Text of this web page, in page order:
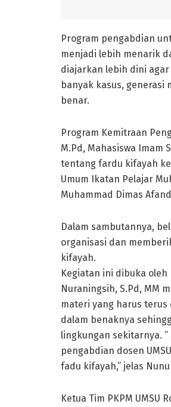
Program pengabdian
menjadi lebih menarik
diajarkan lebih dini
banyak kasus,
benar.
Program Kemitraan
M.Pd, Mahasiswa Imam
tentang fardu kifayah
Umum Ikatan Pelajar
Muhammad Dimas
Dalam sambutannya,
organisasi dan
kifayah.
Kegiatan ini dibuka oleh
Nuraningsih, S.Pd, MM
materi yang harus
dalam benaknya
lingkungan sekitarnya.
pengabdian dosen
fadu kifayah,” jelas
Ketua Tim PKPM